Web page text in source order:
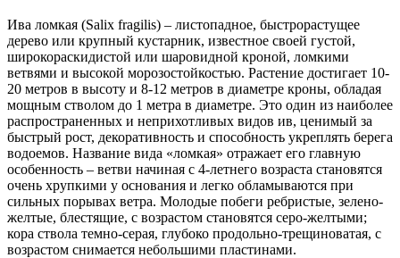
Ива ломкая (Salix fragilis) – листопадное, быстрорастущее
дерево или крупный кустарник, известное своей густой,
широкораскидистой или шаровидной кроной, ломкими
ветвями и высокой морозостойкостью. Растение достигает 10-
20 метров в высоту и 8-12 метров в диаметре кроны, обладая
мощным стволом до 1 метра в диаметре. Это один из наиболее
распространенных и неприхотливых видов ив, ценимый за
быстрый рост, декоративность и способность укреплять берега
водоемов. Название вида «ломкая» отражает его главную
особенность – ветви начиная с 4-летнего возраста становятся
очень хрупкими у основания и легко обламываются при
сильных порывах ветра. Молодые побеги ребристые, зелено-
желтые, блестящие, с возрастом становятся серо-желтыми;
кора ствола темно-серая, глубоко продольно-трещиноватая, с
возрастом снимается небольшими пластинами.